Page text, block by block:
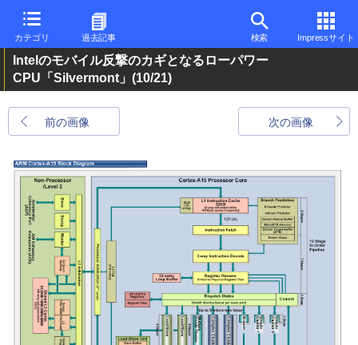
カテゴリ 過去記事 検索 Impressサイト
Intelのモバイル反撃のカギとなるローパワー
CPU「Silvermont」 (10/21)
前の画像 次の画像